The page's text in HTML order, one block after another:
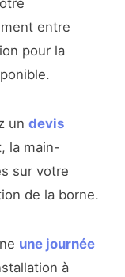
entre
pour la
un devis
la main-
sur votre
de la borne.
une journée
à